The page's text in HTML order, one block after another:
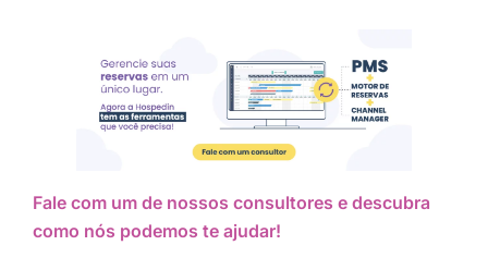
Fale com um de nossos consultores e descubra
como nós podemos te ajudar!